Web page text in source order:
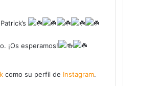
¡Os esperamos!
como su perfil de Instagram.